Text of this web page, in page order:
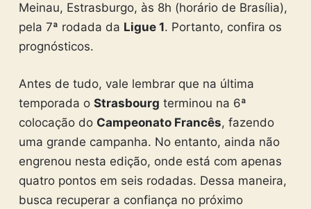
Meinau, Estrasburgo, às 8h (horário de Brasília),
pela 7ª rodada da Ligue 1. Portanto, confira os
prognósticos.
Antes de tudo, vale lembrar que na última
temporada o Strasbourg terminou na 6ª
colocação do Campeonato Francês, fazendo
uma grande campanha. No entanto, ainda não
engrenou nesta edição, onde está com apenas
quatro pontos em seis rodadas. Dessa maneira,
busca recuperar a confiança no próximo